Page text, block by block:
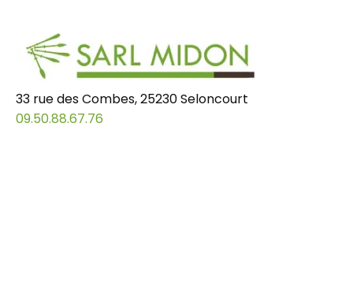
33 rue des Combes, 25230 Seloncourt
09.50.88.67.76